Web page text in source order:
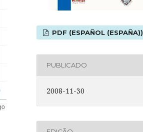
PDF (ESPAÑOL (ESPAÑA))
PUBLICADO
2008-11-30